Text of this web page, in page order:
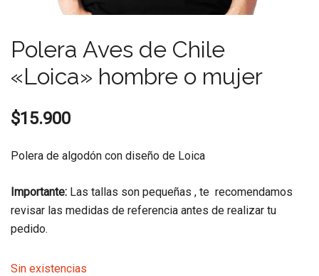
Polera Aves de Chile
«Loica» hombre o mujer
$15.900
Polera de algodón con diseño de Loica
Importante: Las tallas son pequeñas , te recomendamos
revisar las medidas de referencia antes de realizar tu
pedido.
Sin existencias